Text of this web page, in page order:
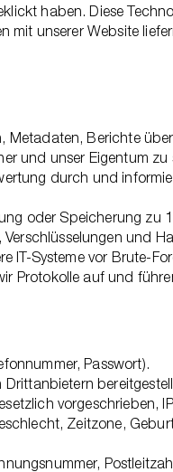
haben. Diese
unserer Website
Metadaten, Berichte
und unser Eigentum zu
durch und
oder Speicherung zu
und
IT-Systeme vor Brute-
Protokolle auf und
Passwort).
vorgeschrieben,
Zeitzone,